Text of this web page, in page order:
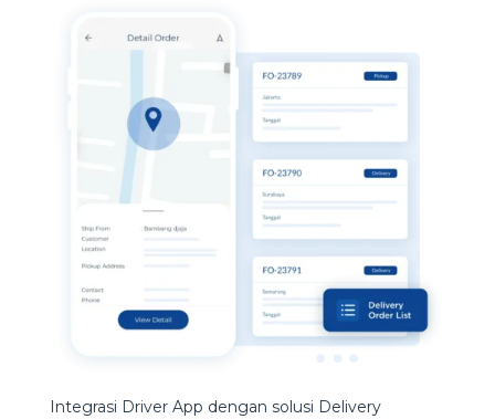
Integrasi Driver App dengan solusi Delivery